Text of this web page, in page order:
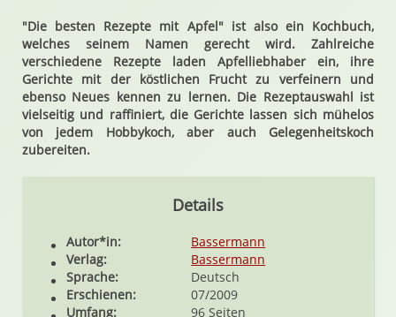
"Die besten Rezepte mit Apfel" ist also ein Kochbuch,
welches seinem Namen gerecht wird. Zahlreiche
verschiedene Rezepte laden Apfelliebhaber ein, ihre
Gerichte mit der köstlichen Frucht zu verfeinern und
ebenso Neues kennen zu lernen. Die Rezeptauswahl ist
vielseitig und raffiniert, die Gerichte lassen sich mühelos
von jedem Hobbykoch, aber auch Gelegenheitskoch
zubereiten.
Details
Autor*in:
Bassermann
Verlag:
Bassermann
Sprache:
Deutsch
Erschienen:
07/2009
Umfang:
96 Seiten